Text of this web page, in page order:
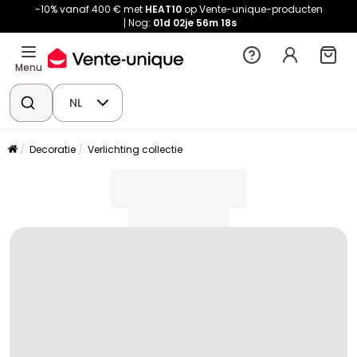
-10% vanaf 400 € met HEAT10op Vente-unique-producten
Nog: 01d 02je 56m 18s
Menu
NL
Decoratie Verlichting collectie